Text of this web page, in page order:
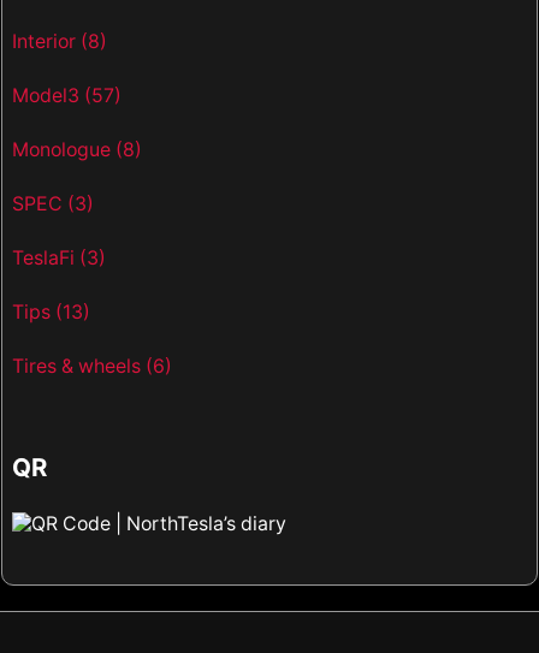
Interior (8)
Model3 (57)
Monologue (8)
SPEC (3)
TeslaFi (3)
Tips (13)
Tires & wheels (6)
QR